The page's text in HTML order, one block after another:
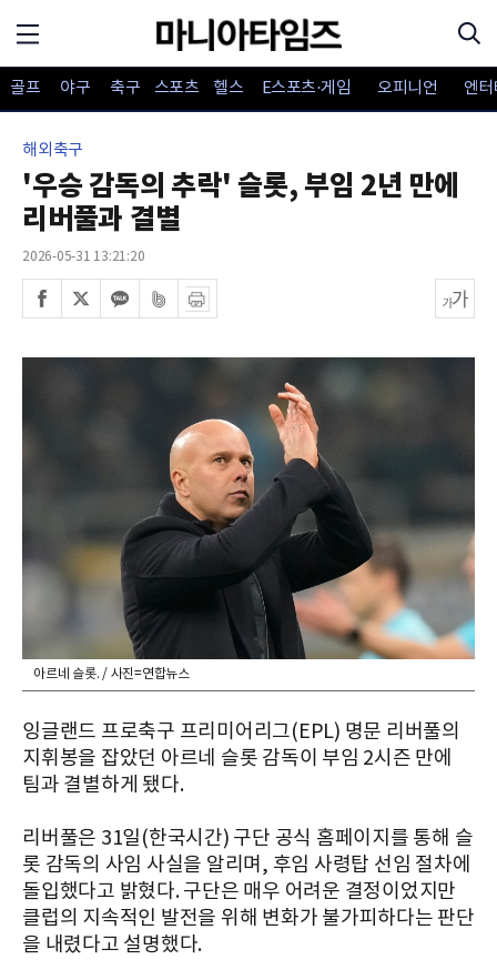
골프 야구 축구 스포츠 헬스 E스포츠·게임 오피니언 엔
해외축구
'우승 감독의 추락' 슬롯, 부임 2년 만에
리버풀과 결별
2026-05-31 13:21:20
아르네 슬롯. / 사진=연합뉴스
잉글랜드 프로축구 프리미어리그(EPL) 명문 리버풀의
지휘봉을 잡았던 아르네 슬롯 감독이 부임 2시즌 만에
팀과 결별하게 됐다.
리버풀은 31일(한국시간) 구단 공식 홈페이지를 통해 슬
롯 감독의 사임 사실을 알리며, 후임 사령탑 선임 절차에
돌입했다고 밝혔다. 구단은 매우 어려운 결정이었지만
클럽의 지속적인 발전을 위해 변화가 불가피하다는 판단
을 내렸다고 설명했다.